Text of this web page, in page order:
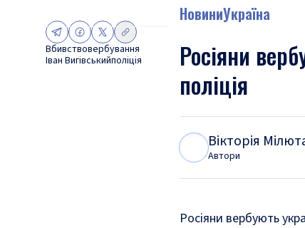
Вбивствовербування
Іван Вигівськийполіція
НовиниУкраїна
Росіяни
поліція
Вікторія
Автори
Росіяни вербують